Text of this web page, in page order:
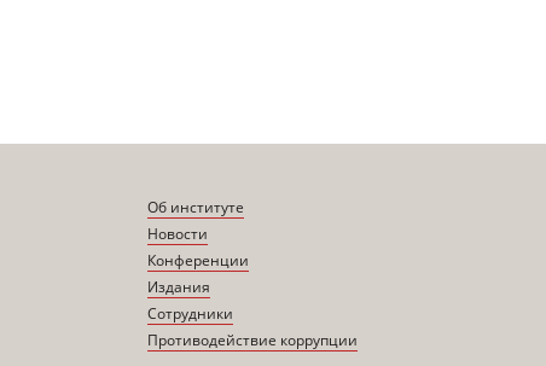
Об институте
Новости
Конференции
Издания
Сотрудники
Противодействие коррупции